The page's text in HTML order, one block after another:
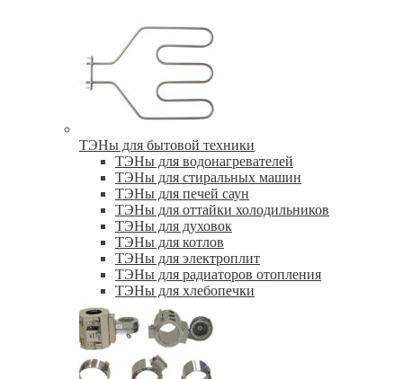
ТЭНы для бытовой техники
ТЭНы для водонагревателей
ТЭНы для стиральных машин
ТЭНы для печей саун
ТЭНы для оттайки холодильников
ТЭНы для духовок
ТЭНы для котлов
ТЭНы для электроплит
ТЭНы для радиаторов отопления
ТЭНы для хлебопечки